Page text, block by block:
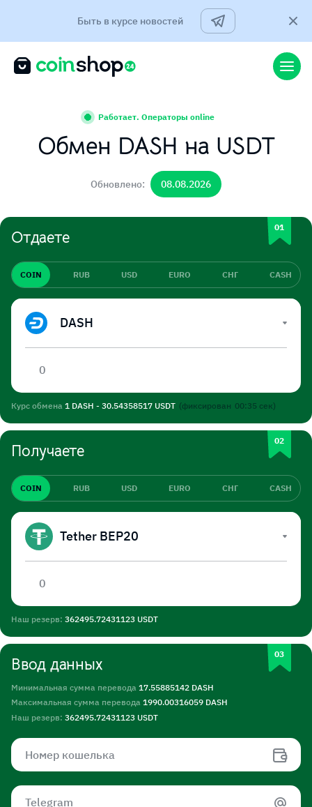
Быть в курсе новостей
Работает. Операторы online
Обмен DASH на USDT
Обновлено: 08.08.2026
Отдаете
COIN RUB USD EURO СНГ CASH
DASH
Курс обмена 1 DASH - 30.54358517 USDT (фиксирован 00:34 сек)
Получаете
COIN RUB USD EURO СНГ CASH
Tether BEP20
Наш резерв: 362495.72431123 USDT
Ввод данных
Минимальная сумма перевода 17.55885142 DASH
Максимальная сумма перевода 1990.00316059 DASH
Наш резерв: 362495.72431123 USDT